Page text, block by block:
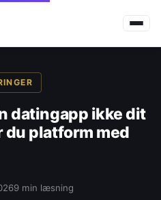
datingapp ikke dit
du platform med
9 min læsning